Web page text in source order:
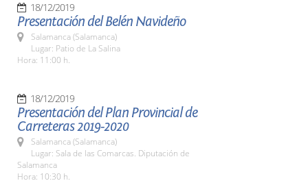
18/12/2019
Presentación del Belén Navideño
Salamanca (Salamanca)
Lugar: Patio de La Salina
Hora: 11:00 h.
18/12/2019
Presentación del Plan Provincial de
Carreteras 2019-2020
Salamanca (Salamanca)
Lugar: Sala de las Comarcas. Diputación de
Salamanca
Hora: 10:30 h.